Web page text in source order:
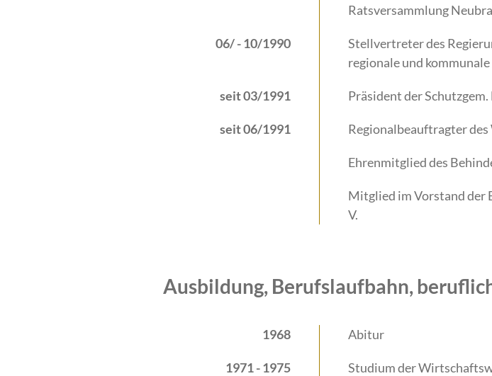
Ratsversammlung
06/ - 10/1990
Stellvertreter des
regionale und
seit 03/1991 Präsident der
seit 06/1991 Regionalbeauftragter
Ehrenmitglied des
Mitglied im Vorstand der
V.
Ausbildung, Berufslaufbahn,
1968 Abitur
1971 - 1975 Studium der